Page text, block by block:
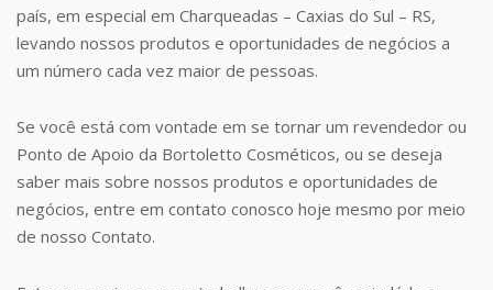
país, em especial em Charqueadas – Caxias do Sul – RS,
levando nossos produtos e oportunidades de negócios a
um número cada vez maior de pessoas.
Se você está com vontade em se tornar um revendedor ou
Ponto de Apoio da Bortoletto Cosméticos, ou se deseja
saber mais sobre nossos produtos e oportunidades de
negócios, entre em contato conosco hoje mesmo por meio
de nosso Contato.